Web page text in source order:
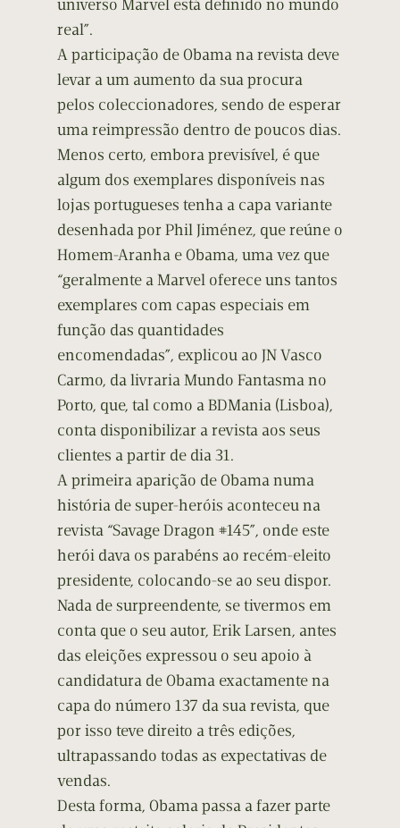
universo Marvel está definido no mundo
real”.
A participação de Obama na revista deve
levar a um aumento da sua procura
pelos coleccionadores, sendo de esperar
uma reimpressão dentro de poucos dias.
Menos certo, embora previsível, é que
algum dos exemplares disponíveis nas
lojas portugueses tenha a capa variante
desenhada por Phil Jiménez, que reúne o
Homem-Aranha e Obama, uma vez que
“geralmente a Marvel oferece uns tantos
exemplares com capas especiais em
função das quantidades
encomendadas”, explicou ao JN Vasco
Carmo, da livraria Mundo Fantasma no
Porto, que, tal como a BDMania (Lisboa),
conta disponibilizar a revista aos seus
clientes a partir de dia 31.
A primeira aparição de Obama numa
história de super-heróis aconteceu na
revista “Savage Dragon #145”, onde este
herói dava os parabéns ao recém-eleito
presidente, colocando-se ao seu dispor.
Nada de surpreendente, se tivermos em
conta que o seu autor, Erik Larsen, antes
das eleições expressou o seu apoio à
candidatura de Obama exactamente na
capa do número 137 da sua revista, que
por isso teve direito a três edições,
ultrapassando todas as expectativas de
vendas.
Desta forma, Obama passa a fazer parte